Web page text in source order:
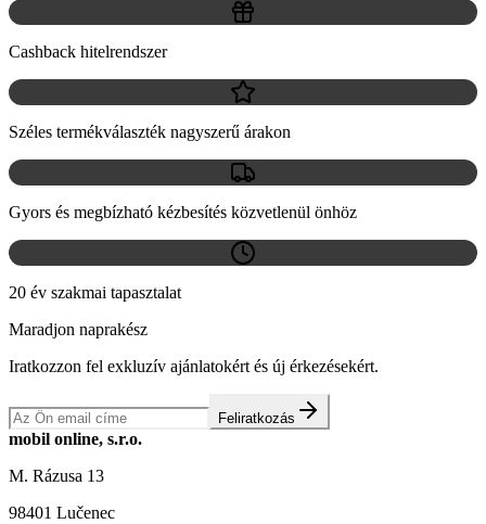
Cashback hitelrendszer
Széles termékválaszték nagyszerű árakon
Gyors és megbízható kézbesítés közvetlenül önhöz
20 év szakmai tapasztalat
Maradjon naprakész
Iratkozzon fel exkluzív ajánlatokért és új érkezésekért.
Feliratkozás
mobil online, s.r.o.
M. Rázusa 13
98401 Lučenec